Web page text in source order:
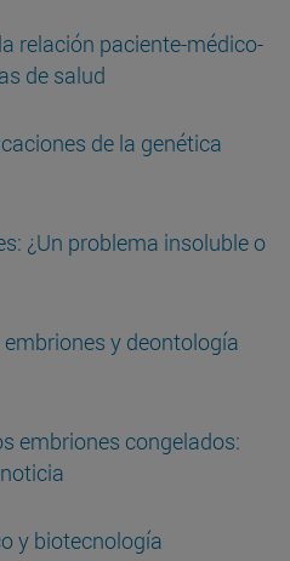
relación paciente-médico-
de salud
de la genética
¿Un problema insoluble o
y deontología
embriones congelados:
y biotecnología